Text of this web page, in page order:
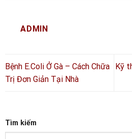
ADMIN
Bệnh E.Coli Ở Gà – Cách Chữa
Trị Đơn Giản Tại Nhà
Kỹ
Tìm kiếm